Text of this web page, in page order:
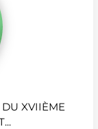
DU XVIIÈME